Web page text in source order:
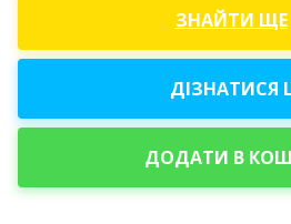
ЗНАЙТИ ЩЕ
ДІЗНАТИСЯ
ДОДАТИ В